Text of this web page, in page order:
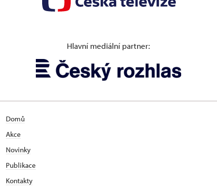
Hlavní mediální partner:
Domů
Akce
Novinky
Publikace
Kontakty